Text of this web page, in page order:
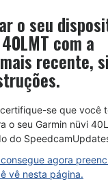
o seu
com a
recente,
se que você
o seu Garmin nüvi
do
agora
vê nesta página.